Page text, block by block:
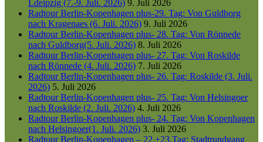
Ldeipzig (7.-9. Juli. 2026) 9. Juli 2026
Radtour Berlin-Kopenhagen plus-29. Tag: Von Guldborg
nach Kragenaes (6. Juli. 2026) 9. Juli 2026
Radtour Berlin-Kopenhagen plus- 28. Tag: Von Rönnede
nach Guldborg(5. Juli. 2026) 8. Juli 2026
Radtour Berlin-Kopenhagen plus- 27. Tag: Von Roskilde
nach Rönnede (4. Juli. 2026) 7. Juli 2026
Radtour Berlin-Kopenhagen plus- 26. Tag: Roskilde (3. Juli.
2026) 5. Juli 2026
Radtour Berlin-Kopenhagen plus- 25. Tag: Von Helsingoer
nach Roskilde (2. Juli. 2026) 4. Juli 2026
Radtour Berlin-Kopenhagen plus- 24. Tag: Von Kopenhagen
nach Helsingoer(1. Juli. 2026) 3. Juli 2026
Radtour Berlin-Kopenhagen – 22.+23.Tag: Stadtrundgang